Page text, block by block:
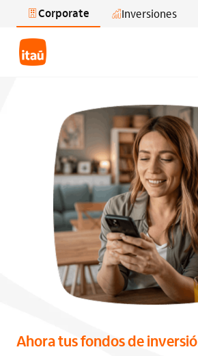
Saltar al contenido principal
Corporate Inversiones
Ahora tus fondos de